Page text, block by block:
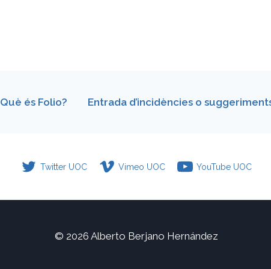
Què és Folio? Entrada d’incidències o
Twitter UOC Vimeo UOC YouTube UOC
© 2026 Alberto Berjano Hernández